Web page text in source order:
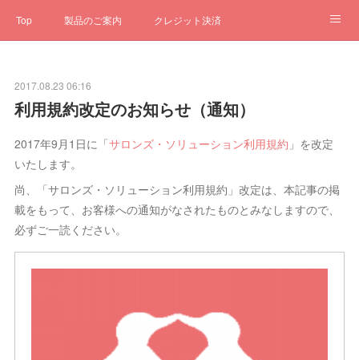
Top 製品のご案内 クレジット決済
クローゼット お問合せ
2017.08.23 06:16
利用規約改定のお知らせ（通知）
2017年9月1日に「サロンズ・ソリューション利用規約 」を改定
いたします。
尚、「サロンズ・ソリューション利用規約」改定は、本記事の掲
載をもって、お客様への通知がなされたものとみなしますので、
必ずご一読ください。